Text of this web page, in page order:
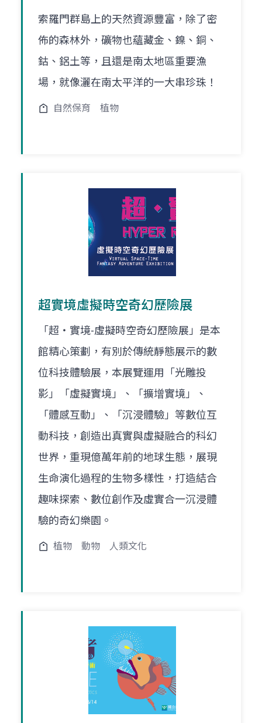
索羅門群島上的天然資源豐富，除了密
佈的森林外，礦物也蘊藏金、鎳、銅、
鈷、鋁土等，且還是南太地區重要漁
場，就像灑在南太平洋的一大串珍珠！
自然保育 植物
超實境虛擬時空奇幻歷險展
「超‧實境-虛擬時空奇幻歷險展」是本
館精心策劃，有別於傳統靜態展示的數
位科技體驗展，本展覽運用「光雕投
影」「虛擬實境」、「擴增實境」、
「體感互動」、「沉浸體驗」等數位互
動科技，創造出真實與虛擬融合的科幻
世界，重現億萬年前的地球生態，展現
生命演化過程的生物多樣性，打造結合
趣味探索、數位創作及虛實合一沉浸體
驗的奇幻樂園。
植物 動物 人類文化